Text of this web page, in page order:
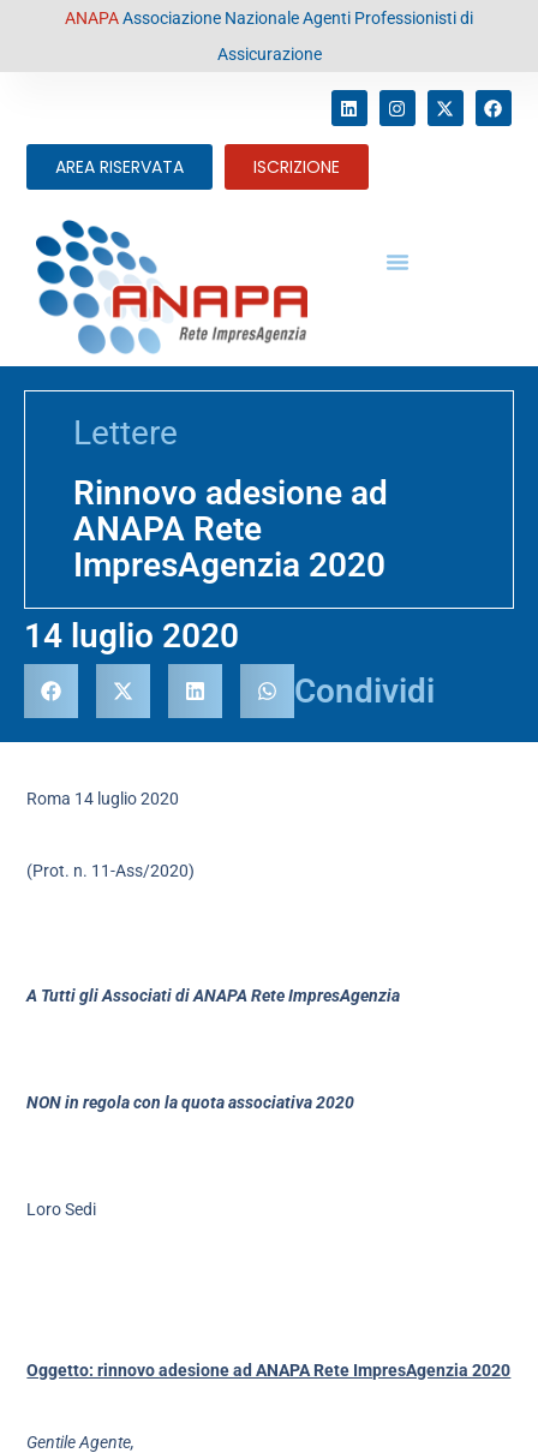
contenutoANAPAAssociazione Nazionale Agenti Professionisti di
Assicurazione
AREA RISERVATA ISCRIZIONE
Lettere
Rinnovo adesione ad
ANAPA Rete
ImpresAgenzia 2020
14 luglio 2020
Condividi
Roma 14 luglio 2020
(Prot. n. 11-Ass/2020)
A Tutti gli Associati di ANAPA Rete ImpresAgenzia
NON in regola con la quota associativa 2020
Loro Sedi
Oggetto: rinnovo adesione ad ANAPA Rete ImpresAgenzia 2020
Gentile Agente,